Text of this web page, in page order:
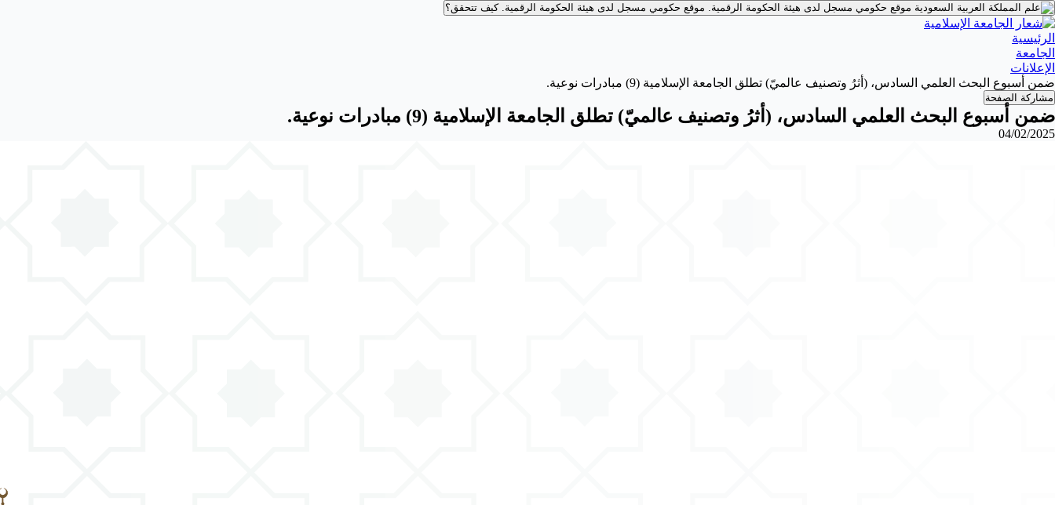
موقع حكومي مسجل لدى هيئة الحكومة الرقمية. موقع حكومي مسجل لدى هيئة الحكومة الرقمية.كيف تتحقق؟
الرئيسية
الجامعة
الإعلانات
ضمن أسبوع البحث العلمي السادس، (أثرُ وتصنيف عالميّ) تطلق الجامعة الإسلامية (9) مبادرات نوعية.
مشاركة الصفحة
ضمن أسبوع البحث العلمي السادس، (أثرُ وتصنيف عالميّ) تطلق الجامعة الإسلامية (9) مبادرات نوعية.
04/02/2025